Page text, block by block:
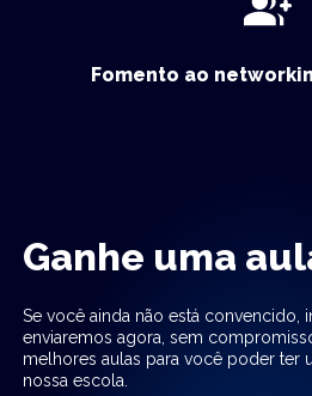
Fomento ao
Ganhe uma
Se você ainda não está convencido,
enviaremos agora, sem
melhores aulas para você poder ter
nossa escola.